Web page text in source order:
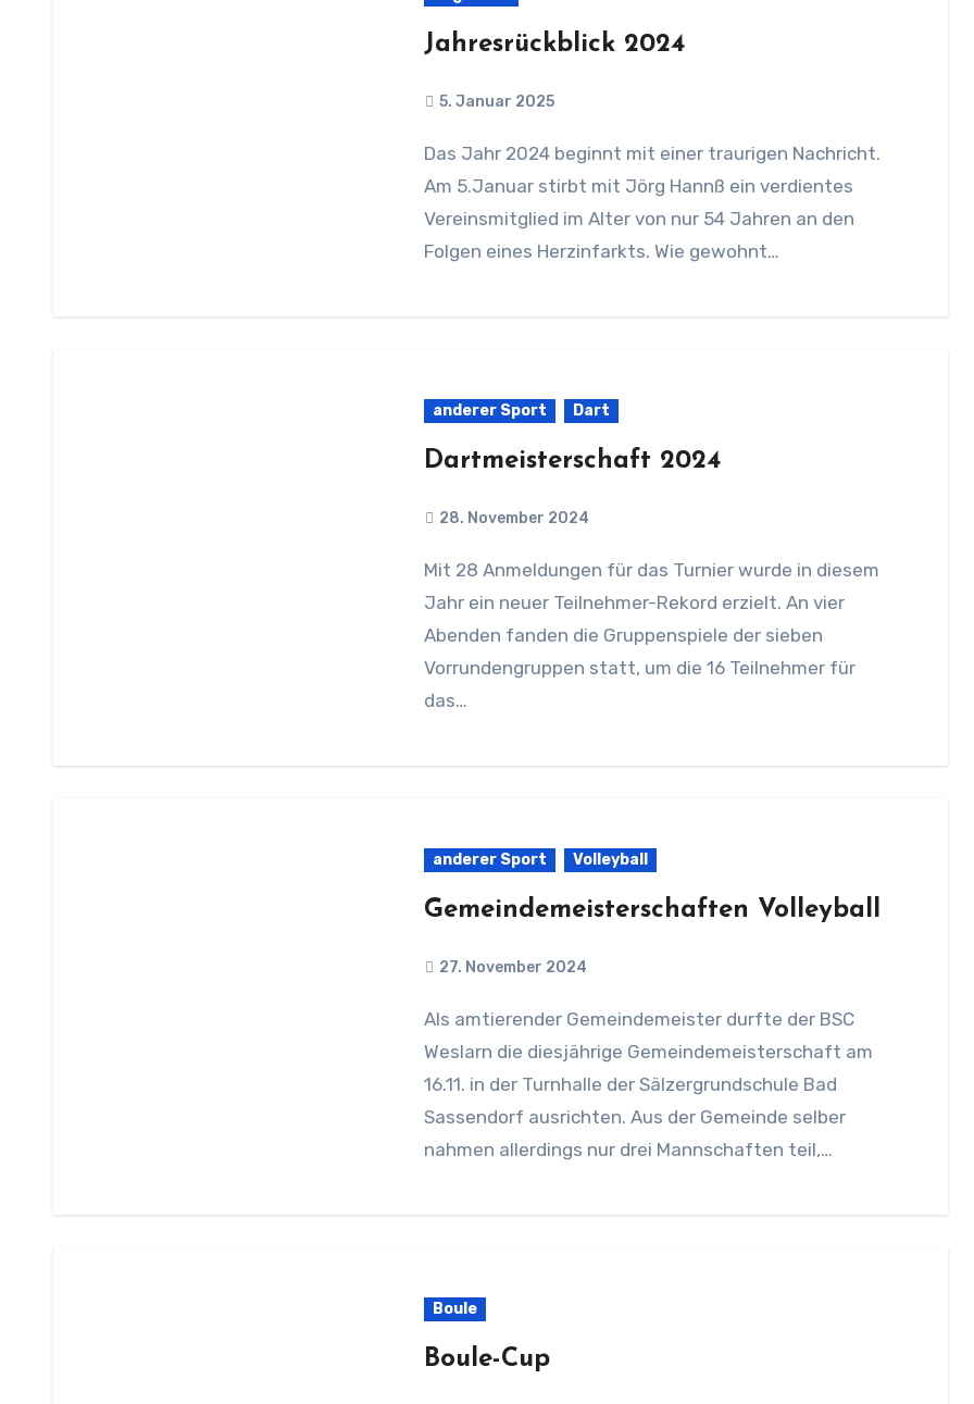
Jahresrückblick 2024
5. Januar 2025
Das Jahr 2024 beginnt mit einer traurigen Nachricht.
Am 5.Januar stirbt mit Jörg Hannß ein verdientes
Vereinsmitglied im Alter von nur 54 Jahren an den
Folgen eines Herzinfarkts. Wie gewohnt…
anderer Sport Dart
Dartmeisterschaft 2024
28. November 2024
Mit 28 Anmeldungen für das Turnier wurde in diesem
Jahr ein neuer Teilnehmer-Rekord erzielt. An vier
Abenden fanden die Gruppenspiele der sieben
Vorrundengruppen statt, um die 16 Teilnehmer für
das…
anderer Sport Volleyball
Gemeindemeisterschaften Volleyball
27. November 2024
Als amtierender Gemeindemeister durfte der BSC
Weslarn die diesjährige Gemeindemeisterschaft am
16.11. in der Turnhalle der Sälzergrundschule Bad
Sassendorf ausrichten. Aus der Gemeinde selber
nahmen allerdings nur drei Mannschaften teil,…
Boule
Boule-Cup